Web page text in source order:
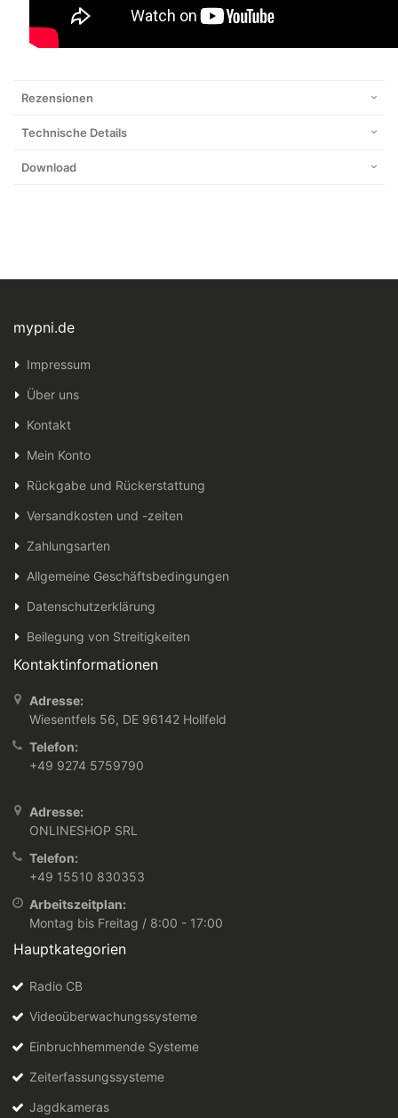
Rezensionen
Technische Details
Download
mypni.de
Impressum
Über uns
Kontakt
Mein Konto
Rückgabe und Rückerstattung
Versandkosten und -zeiten
Zahlungsarten
Allgemeine Geschäftsbedingungen
Datenschutzerklärung
Beilegung von Streitigkeiten
Kontaktinformationen
Adresse:
Wiesentfels 56, DE 96142 Hollfeld
Telefon:
+49 9274 5759790
Adresse:
ONLINESHOP SRL
Telefon:
+49 15510 830353
Arbeitszeitplan:
Montag bis Freitag / 8:00 - 17:00
Hauptkategorien
Radio CB
Videoüberwachungssysteme
Einbruchhemmende Systeme
Zeiterfassungssysteme
Jagdkameras